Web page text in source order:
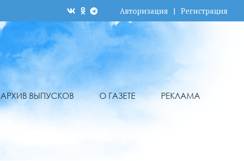
Авторизация | Регистрация
АРХИВ ВЫПУСКОВ О ГАЗЕТЕ РЕКЛАМА